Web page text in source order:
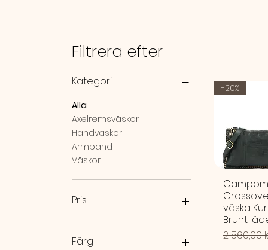
Filtrera efter
Kategori
Alla
Axelremsväskor
Handväskor
Armband
Väskor
Pris
Färg
-20%
väska
Brunt
2 560,00